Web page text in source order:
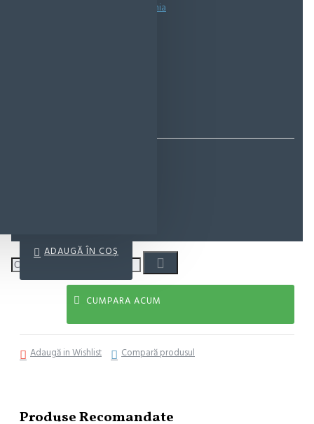
Spune-ţi opinia
ADAUGĂ ÎN COŞ
CUMPARA ACUM
Adaugă in Wishlist Compară produsul
Produse Recomandate